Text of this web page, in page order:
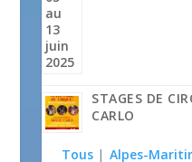
STAGES DE
CARLO
Tous | Alpes-